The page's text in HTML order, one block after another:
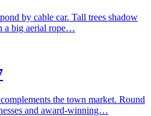
by cable car. Tall trees shadow
a big aerial rope…
the town market. Round
and award-winning…